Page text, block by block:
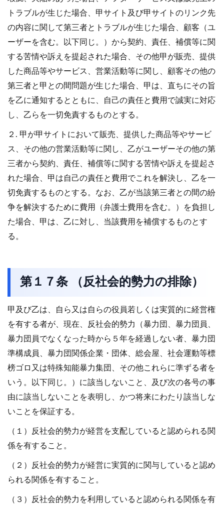
トラブルが生じた場合、甲サイト及び甲サイトのリンク先
の内容に関して第三者とトラブルが生じた場合、顧客（ユ
ーザーを含む。以下同じ。）から契約、責任、補償等に関
する苦情や訴えを提起された場合、その他甲が販売、提供
した商品等やサービス、営業活動等に関し、顧客その他の
第三者と甲との間問題が生じた場合、甲は、直ちにその旨
を乙に通知するとともに、自己の責任と費用で誠実に対応
し、乙らを一切免責するものとする。
２. 甲が甲サイトにおいて販売、提供した商品等やサービ
ス、その他の営業活動等に関し、乙がユーザーその他の第
三者から契約、責任、補償等に関する苦情や訴えを提起さ
れた場合、甲は自己の責任と費用でこれを解決し、乙を一
切免責するものとする。なお、乙が当該第三者との間の紛
争を解決するために費用（弁護士費用を含む。）を負担し
た場合、甲は、乙に対し、当該費用を補償するものとす
る。
第１７条 （反社会的勢力の排除）
甲及び乙は、自ら又は自らの役員若しくは実質的に経営権
を有する者が、現在、反社会的勢力（暴力団、暴力団員、
暴力団員でなくなった時から５年を経過しない者、暴力団
準構成員、暴力団関係企業・団体、総会屋、社会運動等標
榜ゴロ又は特殊知能暴力集団、その他これらに準ずる者を
いう。以下同じ。）に該当しないこと、及び次の各号の事
由に該当しないことを表明し、かつ将来にわたり該当しな
いことを保証する。
（１）反社会的勢力が経営を支配していると認められる関
係を有すること。
（２）反社会的勢力が経営に実質的に関与していると認め
られる関係を有すること。
（３）反社会的勢力を利用していると認められる関係を有